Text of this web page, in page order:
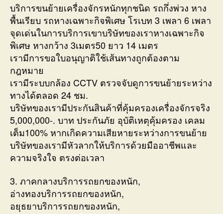
บริการขนย้ายเครื่องจักรหนักทุกชนิด รถกึ่งพ่วง หาง
พื้นเรียบ รถหางเฉพาะกิจพิเศษ โรเบท 3 เพลา 6 เพลา
จุดเด่นในการบริการเขาบริษัทของเราหางเฉพาะกิจ
พิเศษ หางกว้าง 3เมตร50 ยาว 14 เมตร
เรามีการขอใบอนุญาติใช้เส้นทางถูกต้องตาม
กฎหมาย
เรามีระบบกล้อง CCTV ตรวจจับดูการขนย้ายระหว่าง
ทางได้ตลอด 24 ชม.
บริษัทของเรามีประกันสินค้าที่คุ้มครองเครื่องจักรจริง
5,000,000-. บาท ประกันภัย อุบัติเหตุคุ้มครอง เคลม
เต็ม100% หากเกิดความเสียหายระหว่างการขนย้าย
บริษัทของเรามีหัวลากให้บริการด้วยมืออาชีพและ
ความจริงใจ ตรงต่อเวลา
3. ภาคกลางบริการรถยกของหนัก,
อ่างทองบริการรถยกของหนัก,
อยุธยาบริการรถยกของหนัก,